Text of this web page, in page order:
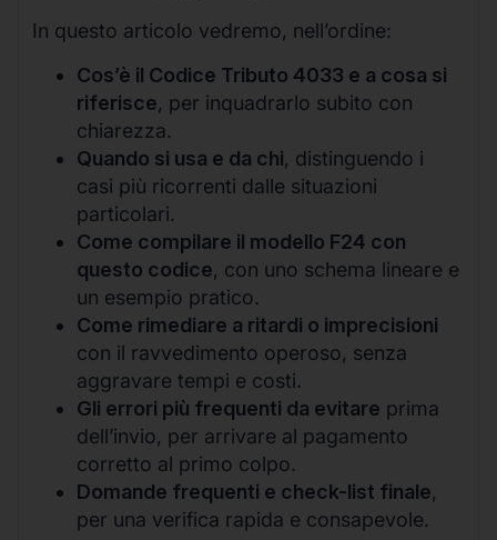
In questo articolo vedremo, nell’ordine:
Cos’è il Codice Tributo 4033 e a cosa si
riferisce, per inquadrarlo subito con
chiarezza.
Quando si usa e da chi, distinguendo i
casi più ricorrenti dalle situazioni
particolari.
Come compilare il modello F24 con
questo codice, con uno schema lineare e
un esempio pratico.
Come rimediare a ritardi o imprecisioni
con il ravvedimento operoso, senza
aggravare tempi e costi.
Gli errori più frequenti da evitare prima
dell’invio, per arrivare al pagamento
corretto al primo colpo.
Domande frequenti e check-list finale,
per una verifica rapida e consapevole.